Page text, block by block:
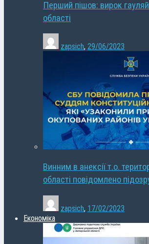
Перший пішов: вирок
області
zapsich, 29/06/2023
Винним в анексії т.о.
області повідомлено
zapsich, 17/02/2023
Економіка